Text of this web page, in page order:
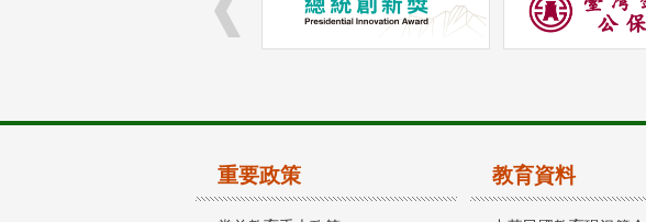
重要政策 教育資料